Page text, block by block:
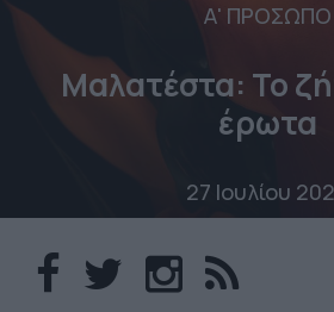
Α' ΠΡΟΣΩΠΟ
Μαλατέστα: Το
έρωτα
27 Ιουλίου